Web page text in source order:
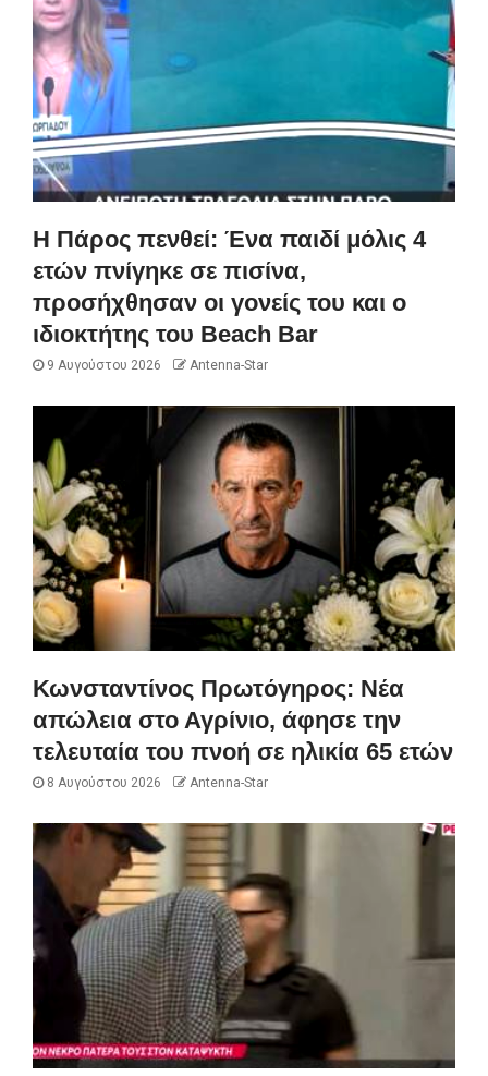
Η Πάρος πενθεί: Ένα παιδί μόλις 4
ετών πνίγηκε σε πισίνα,
προσήχθησαν οι γονείς του και ο
ιδιοκτήτης του Beach Bar
9 Αυγούστου 2026 Antenna-Star
Κωνσταντίνος Πρωτόγηρος: Νέα
απώλεια στο Αγρίνιο, άφησε την
τελευταία του πνοή σε ηλικία 65 ετών
8 Αυγούστου 2026 Antenna-Star